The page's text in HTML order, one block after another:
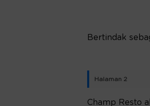
Bertindak
Halaman 2
Champ Resto